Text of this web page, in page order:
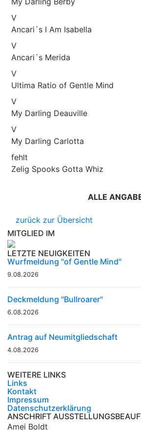
V
Ancari´s I Am Isabella
V
Ancari´s Merida
V
Ultima Ratio of Gentle Mind
V
My Darling Deauville
V
My Darling Carlotta
fehlt
Zelig Spooks Gotta Whiz
ALLE
zurück zur Übersicht
MITGLIED IM
LETZTE NEUIGKEITEN
Wurfmeldung "of Gentle Mind"
9.08.2026
Deckmeldung "Bullroarer"
6.08.2026
Antrag auf Neumitgliedschaft
4.08.2026
WEITERE LINKS
Links
Kontakt
Impressum
Datenschutzerklärung
ANSCHRIFT
Amei Boldt